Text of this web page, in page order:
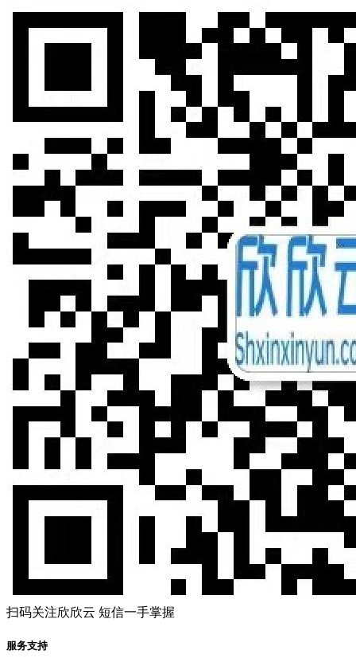
扫码关注欣欣云 短信一手掌握
服务支持